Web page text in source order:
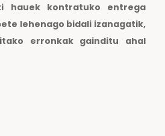
hauek kontratuko entrega
lehenago bidali izanagatik,
erronkak gainditu ahal